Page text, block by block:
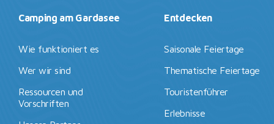
Camping am Gardasee
Wie funktioniert es
Wer wir sind
Ressourcen und
Vorschriften
Entdecken
Saisonale Feiertage
Thematische Feiertage
Touristenführer
Erlebnisse